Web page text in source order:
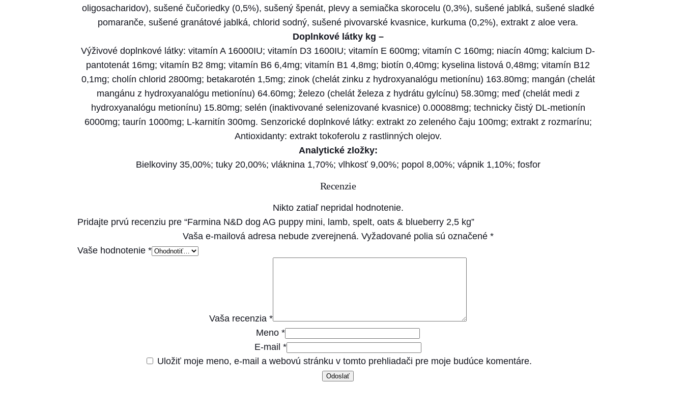
N
&
d
o
g
A
G
p
u
p
i
n
i
,
s
p
e
oligosacharidov), sušené čučoriedky (0,5%), sušený špenát, plevy a semiačka skorocelu (0,3%), sušené jablká, sušené sladké
pomaranče, sušené granátové jablká, chlorid sodný, sušené pivovarské kvasnice, kurkuma (0,2%), extrakt z aloe vera.
Doplnkové látky kg –
Výživové doplnkové látky: vitamín A 16000IU; vitamín D3 1600IU; vitamín E 600mg; vitamín C 160mg; niacín 40mg; kalcium D-
pantotenát 16mg; vitamín B2 8mg; vitamín B6 6,4mg; vitamín B1 4,8mg; biotín 0,40mg; kyselina listová 0,48mg; vitamín B12
0,1mg; cholín chlorid 2800mg; betakarotén 1,5mg; zinok (chelát zinku z hydroxyanalógu metionínu) 163.80mg; mangán (chelát
mangánu z hydroxyanalógu metionínu) 64.60mg; železo (chelát železa z hydrátu gylcínu) 58.30mg; meď (chelát medi z
hydroxyanalógu metionínu) 15.80mg; selén (inaktivované selenizované kvasnice) 0.00088mg; technicky čistý DL-metionín
6000mg; taurín 1000mg; L-karnitín 300mg. Senzorické doplnkové látky: extrakt zo zeleného čaju 100mg; extrakt z rozmarínu;
Antioxidanty: extrakt tokoferolu z rastlinných olejov.
Analytické zložky:
Bielkoviny 35,00%; tuky 20,00%; vláknina 1,70%; vlhkosť 9,00%; popol 8,00%; vápnik 1,10%; fosfor
Recenzie
Nikto zatiaľ nepridal hodnotenie.
Pridajte prvú recenziu pre “Farmina N&D dog AG puppy mini, lamb, spelt, oats & blueberry 2,5 kg”
Vaša e-mailová adresa nebude zverejnená. Vyžadované polia sú označené *
Vaše hodnotenie *
Vaša recenzia *
Meno *
E-mail *
Uložiť moje meno, e-mail a webovú stránku v tomto prehliadači pre moje budúce komentáre.